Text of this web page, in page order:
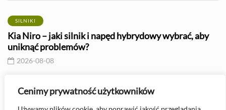
Cenimy prywatność użytkowników
SILNIKI
Kia Niro – jaki silnik i napęd hybrydowy wybrać, aby
uniknąć problemów?
2026-08-08
PIELĘGNACJA I KONSERWACJA